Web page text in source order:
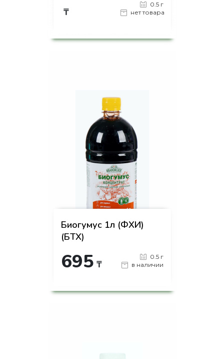
₸
0.5 г
нет товара
Биогумус 1л (ФХИ)
(БТХ)
695 ₸
0.5 г
в наличии